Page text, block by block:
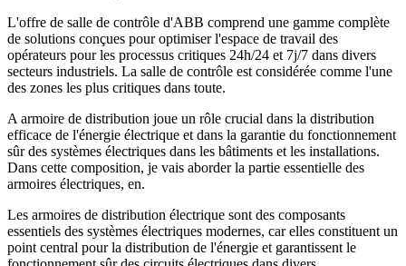
L'offre de salle de contrôle d'ABB comprend une gamme complète
de solutions conçues pour optimiser l'espace de travail des
opérateurs pour les processus critiques 24h/24 et 7j/7 dans divers
secteurs industriels. La salle de contrôle est considérée comme l'une
des zones les plus critiques dans toute.
A armoire de distribution joue un rôle crucial dans la distribution
efficace de l'énergie électrique et dans la garantie du fonctionnement
sûr des systèmes électriques dans les bâtiments et les installations.
Dans cette composition, je vais aborder la partie essentielle des
armoires électriques, en.
Les armoires de distribution électrique sont des composants
essentiels des systèmes électriques modernes, car elles constituent un
point central pour la distribution de l'énergie et garantissent le